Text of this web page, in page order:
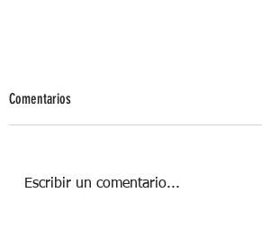
Comentarios
Escribir un comentario...